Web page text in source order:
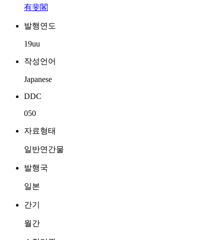
有斐閣
발행연도
19uu
작성언어
Japanese
DDC
050
자료형태
일반연간물
발행국
일본
간기
월간